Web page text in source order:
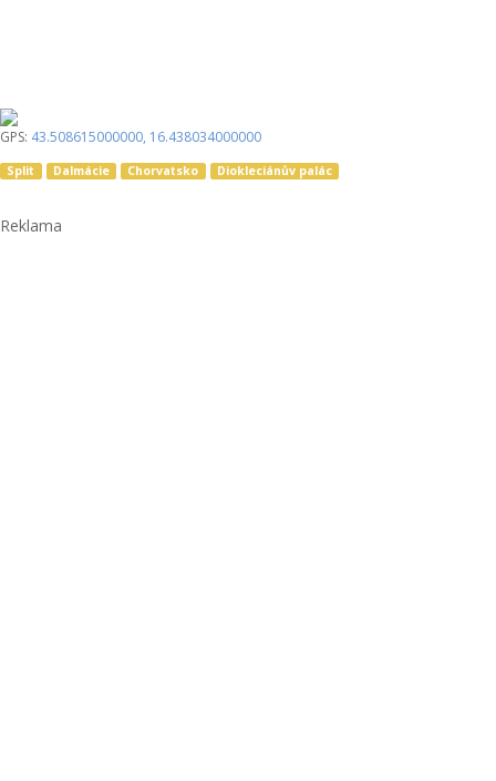
GPS: 43.508615000000, 16.438034000000
Split Dalmácie Chorvatsko Diokleciánův palác
Reklama